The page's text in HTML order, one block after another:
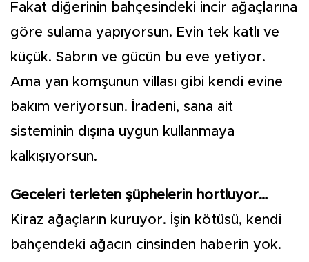
Fakat diğerinin bahçesindeki incir ağaçlarına
göre sulama yapıyorsun. Evin tek katlı ve
küçük. Sabrın ve gücün bu eve yetiyor.
Ama yan komşunun villası gibi kendi evine
bakım veriyorsun. İradeni, sana ait
sisteminin dışına uygun kullanmaya
kalkışıyorsun.
Geceleri terleten şüphelerin hortluyor…
Kiraz ağaçların kuruyor. İşin kötüsü, kendi
bahçendeki ağacın cinsinden haberin yok.